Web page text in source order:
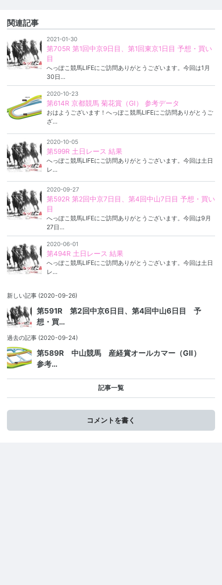
関連記事
2021-01-30
第705R 第1回中京9日目、第1回東京1日目 予想・買い
目
へっぽこ競馬LIFEにご訪問ありがとうございます。今回は1月
30日…
2020-10-23
第614R 京都競馬 菊花賞（GⅠ） 参考データ
おはようございます！へっぽこ競馬LIFEにご訪問ありがとうご
ざ…
2020-10-05
第599R 土日レース 結果
へっぽこ競馬LIFEにご訪問ありがとうございます。今回は土日
レ…
2020-09-27
第592R 第2回中京7日目、第4回中山7日目 予想・買い
目
へっぽこ競馬LIFEにご訪問ありがとうございます。今回は9月
27日…
2020-06-01
第494R 土日レース 結果
へっぽこ競馬LIFEにご訪問ありがとうございます。今回は土日
レ…
新しい記事 (2020-09-26)
第591R 第2回中京6日目、第4回中山6日目 予
想・買…
過去の記事 (2020-09-24)
第589R 中山競馬 産経賞オールカマー（GⅡ）
参考…
記事一覧
コメントを書く